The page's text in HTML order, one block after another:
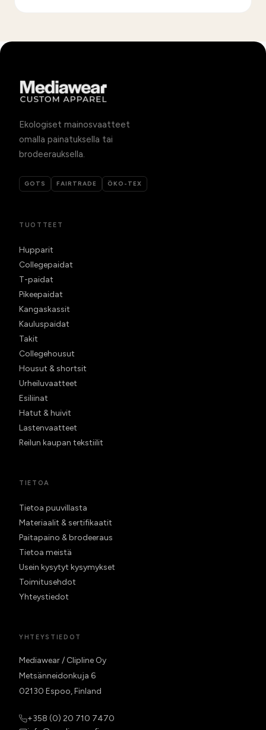
Ekologiset mainosvaatteet
omalla painatuksella tai
brodeerauksella.
GOTS FAIRTRADE ÖKO-TEX
TUOTTEET
Hupparit
Collegepaidat
T-paidat
Pikeepaidat
Kangaskassit
Kauluspaidat
Takit
Collegehousut
Housut & shortsit
Urheiluvaatteet
Esiliinat
Hatut & huivit
Lastenvaatteet
Reilun kaupan tekstiilit
TIETOA
Tietoa puuvillasta
Materiaalit & sertifikaatit
Paitapaino & brodeeraus
Tietoa meistä
Usein kysytyt kysymykset
Toimitusehdot
Yhteystiedot
YHTEYSTIEDOT
Mediawear / Clipline Oy
Metsänneidonkuja 6
02130 Espoo, Finland
+358 (0) 20 710 7470